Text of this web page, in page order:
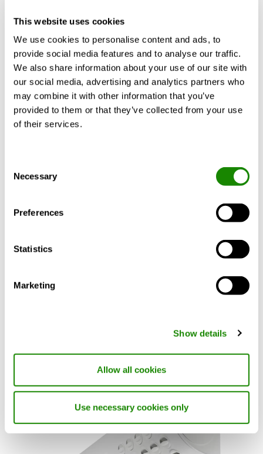
This website uses cookies
We use cookies to personalise content and ads, to
provide social media features and to analyse our traffic.
We also share information about your use of our site with
our social media, advertising and analytics partners who
may combine it with other information that you’ve
provided to them or that they’ve collected from your use
of their services.
Selection
Necessary
Preferences
Statistics
Marketing
Show details
Allow all cookies
Use necessary cookies only
Diffusori d'aria a parete perforati rettangolari per l'aria
di mandata